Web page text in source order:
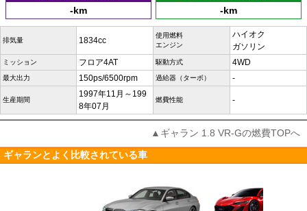
-km -km
排気量 1834cc
使用燃料
エンジン
ハイオク
ガソリン
ミッション フロア4AT 駆動方式 4WD
最大出力 150ps/6500rpm 過給器（ターボ） -
生産期間
1997年11月～199
8年07月
燃費性能 -
▲ギャラン 1.8 VR-Gの燃費TOPへ
ギャランとよく比較されている車